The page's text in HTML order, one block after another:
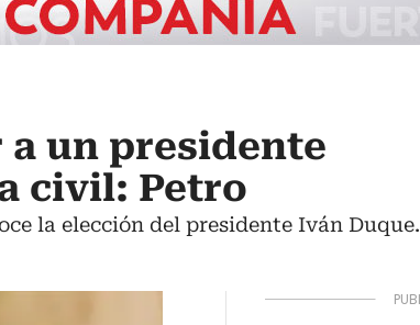
un presidente
civil: Petro
la elección del presidente Iván Duque.